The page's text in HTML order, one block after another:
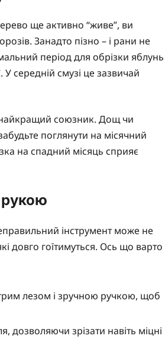
ще активно “живе”, ви
Занадто пізно – і рани не
період для обрізки яблунь
середній смузі це зазвичай
найкращий союзник. Дощ чи
поглянути на місячний
на спадний місяць сприяє
рукою
інструмент може не
довго гоїтимуться. Ось що варто
лезом і зручною ручкою, щоб
зрізати навіть міцні